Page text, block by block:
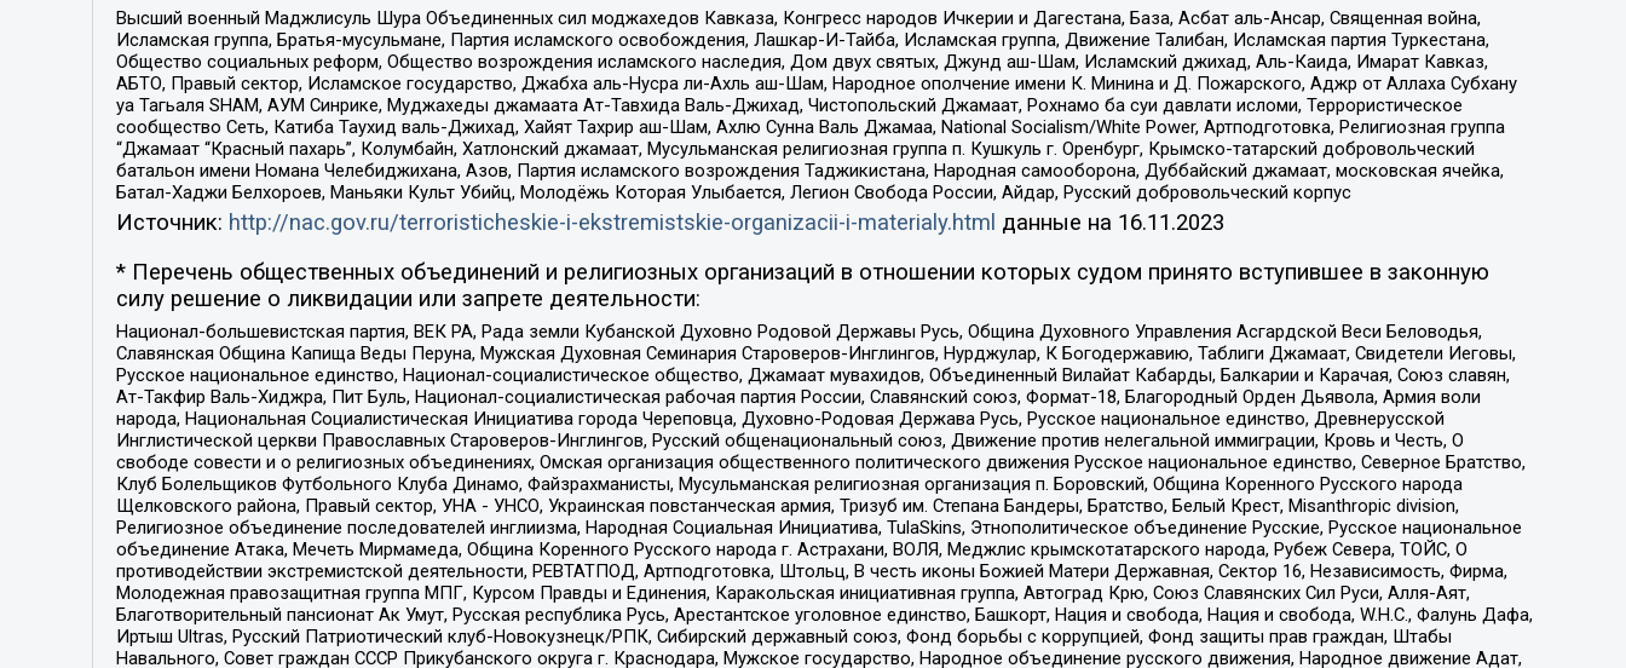
Высший военный Маджлисуль Шура Объединенных сил моджахедов Кавказа, Конгресс народов Ичкерии и Дагестана, База, Асбат аль-Ансар, Священная война,
Исламская группа, Братья-мусульмане, Партия исламского освобождения, Лашкар-И-Тайба, Исламская группа, Движение Талибан, Исламская партия Туркестана,
Общество социальных реформ, Общество возрождения исламского наследия, Дом двух святых, Джунд аш-Шам, Исламский джихад, Аль-Каида, Имарат Кавказ,
АБТО, Правый сектор, Исламское государство, Джабха аль-Нусра ли-Ахль аш-Шам, Народное ополчение имени К. Минина и Д. Пожарского, Аджр от Аллаха Субхану
уа Тагьаля SHAM, АУМ Синрике, Муджахеды джамаата Ат-Тавхида Валь-Джихад, Чистопольский Джамаат, Рохнамо ба суи давлати исломи, Террористическое
сообщество Сеть, Катиба Таухид валь-Джихад, Хайят Тахрир аш-Шам, Ахлю Сунна Валь Джамаа, National Socialism/White Power, Артподготовка, Религиозная группа
“Джамаат “Красный пахарь”, Колумбайн, Хатлонский джамаат, Мусульманская религиозная группа п. Кушкуль г. Оренбург, Крымско-татарский добровольческий
батальон имени Номана Челебиджихана, Азов, Партия исламского возрождения Таджикистана, Народная самооборона, Дуббайский джамаат, московская ячейка,
Батал-Хаджи Белхороев, Маньяки Культ Убийц, Молодёжь Которая Улыбается, Легион Свобода России, Айдар, Русский добровольческий корпус
Источник: http://nac.gov.ru/terroristicheskie-i-ekstremistskie-organizacii-i-materialy.html данные на 16.11.2023
* Перечень общественных объединений и религиозных организаций в отношении которых судом принято вступившее в законную
силу решение о ликвидации или запрете деятельности:
Национал-большевистская партия, ВЕК РА, Рада земли Кубанской Духовно Родовой Державы Русь, Община Духовного Управления Асгардской Веси Беловодья,
Славянская Община Капища Веды Перуна, Мужская Духовная Семинария Староверов-Инглингов, Нурджулар, К Богодержавию, Таблиги Джамаат, Свидетели Иеговы,
Русское национальное единство, Национал-социалистическое общество, Джамаат мувахидов, Объединенный Вилайат Кабарды, Балкарии и Карачая, Союз славян,
Ат-Такфир Валь-Хиджра, Пит Буль, Национал-социалистическая рабочая партия России, Славянский союз, Формат-18, Благородный Орден Дьявола, Армия воли
народа, Национальная Социалистическая Инициатива города Череповца, Духовно-Родовая Держава Русь, Русское национальное единство, Древнерусской
Инглистической церкви Православных Староверов-Инглингов, Русский общенациональный союз, Движение против нелегальной иммиграции, Кровь и Честь, О
свободе совести и о религиозных объединениях, Омская организация общественного политического движения Русское национальное единство, Северное Братство,
Клуб Болельщиков Футбольного Клуба Динамо, Файзрахманисты, Мусульманская религиозная организация п. Боровский, Община Коренного Русского народа
Щелковского района, Правый сектор, УНА - УНСО, Украинская повстанческая армия, Тризуб им. Степана Бандеры, Братство, Белый Крест, Misanthropic division,
Религиозное объединение последователей инглиизма, Народная Социальная Инициатива, TulaSkins, Этнополитическое объединение Русские, Русское национальное
объединение Атака, Мечеть Мирмамеда, Община Коренного Русского народа г. Астрахани, ВОЛЯ, Меджлис крымскотатарского народа, Рубеж Севера, ТОЙС, О
противодействии экстремистской деятельности, РЕВТАТПОД, Артподготовка, Штольц, В честь иконы Божией Матери Державная, Сектор 16, Независимость, Фирма,
Молодежная правозащитная группа МПГ, Курсом Правды и Единения, Каракольская инициативная группа, Автоград Крю, Союз Славянских Сил Руси, Алля-Аят,
Благотворительный пансионат Ак Умут, Русская республика Русь, Арестантское уголовное единство, Башкорт, Нация и свобода, Нация и свобода, W.H.С., Фалунь Дафа,
Иртыш Ultras, Русский Патриотический клуб-Новокузнецк/РПК, Сибирский державный союз, Фонд борьбы с коррупцией, Фонд защиты прав граждан, Штабы
Навального, Совет граждан СССР Прикубанского округа г. Краснодара, Мужское государство, Народное объединение русского движения, Народное движение Адат,